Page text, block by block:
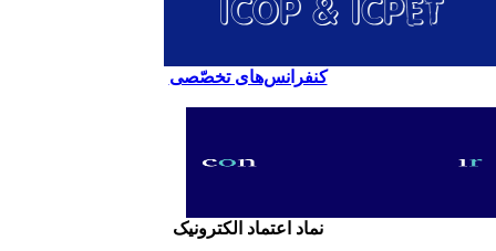
کنفرانس‌های تخصّصی
نماد اعتماد الکترونیک